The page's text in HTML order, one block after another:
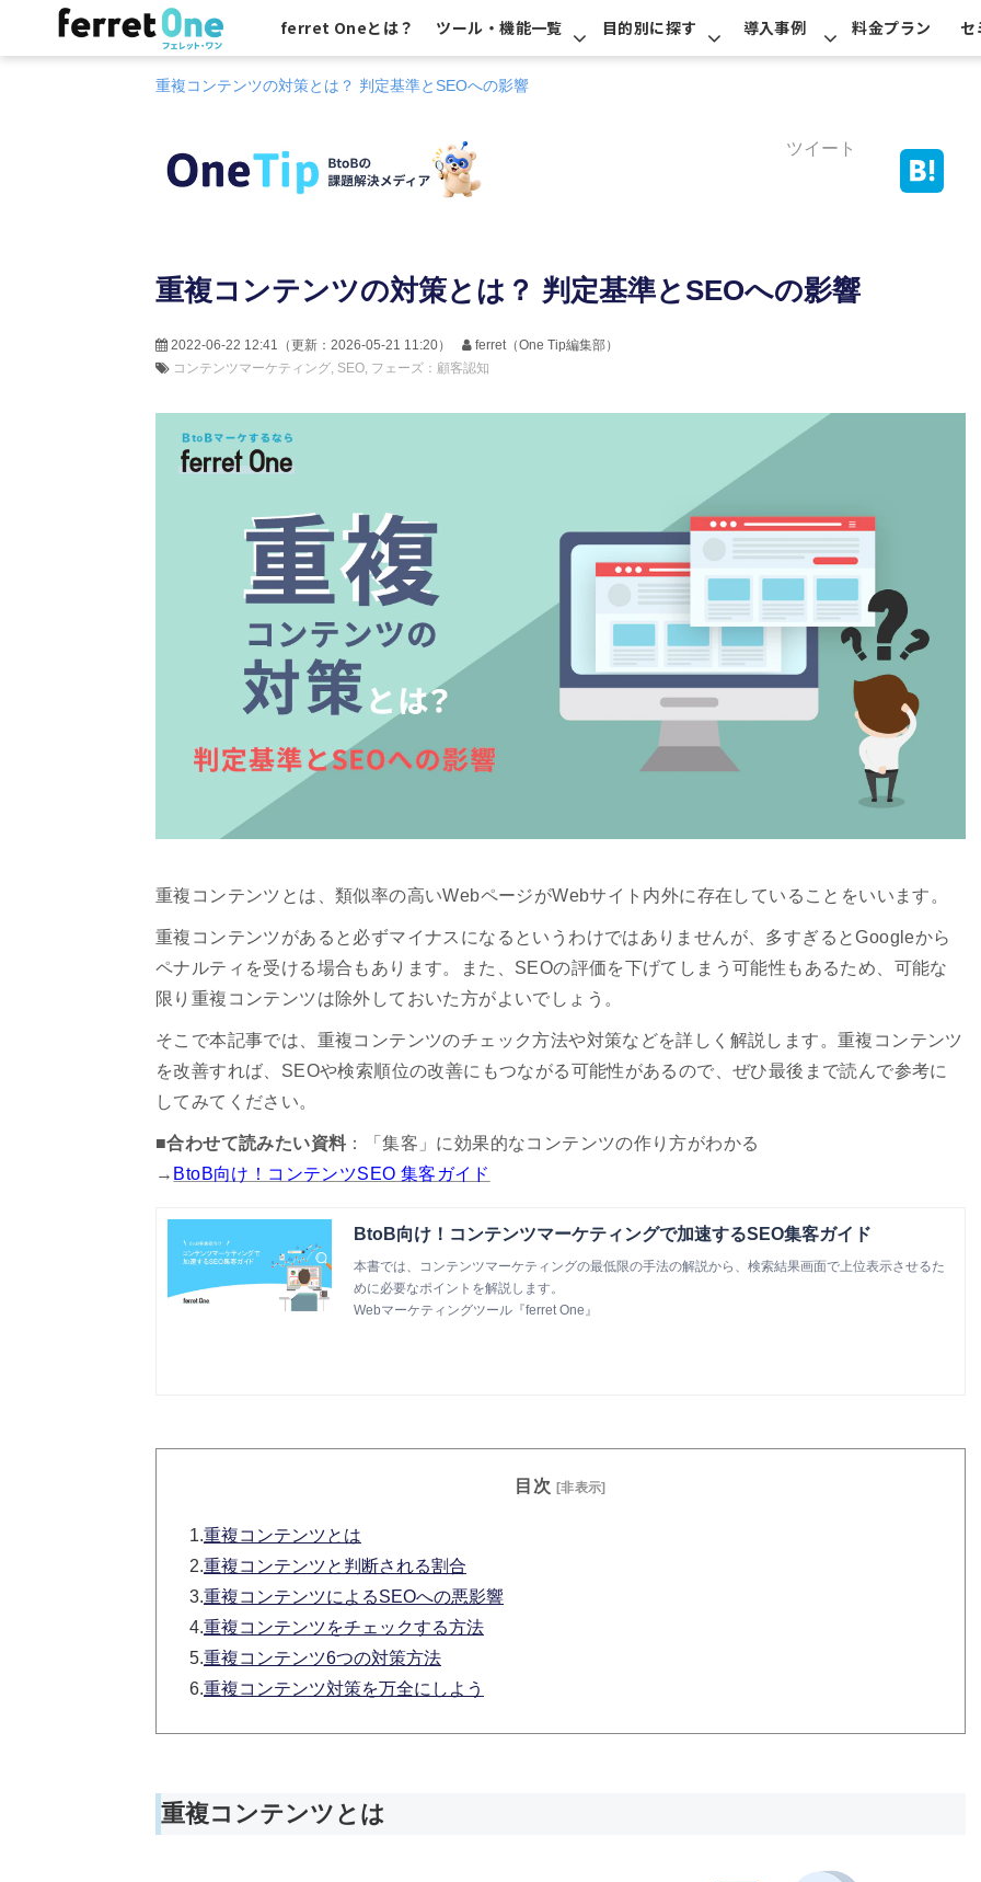
ferret Oneとは？ ツール・機能一覧 目的別に探す 導入事例 料金プラン セ
重複コンテンツの対策とは？ 判定基準とSEOへの影響
ツイート
重複コンテンツの対策とは？ 判定基準とSEOへの影響
2022-06-22 12:41 （更新： 2026-05-21 11:20）
ferret（One Tip編集部）
コンテンツマーケティング SEO フェーズ：顧客認知
重複コンテンツとは、類似率の高いWebページがWebサイト内外に存在していることをいいます。
重複コンテンツがあると必ずマイナスになるというわけではありませんが、多すぎるとGoogleから
ペナルティを受ける場合もあります。また、SEOの評価を下げてしまう可能性もあるため、可能な
限り重複コンテンツは除外しておいた方がよいでしょう。
そこで本記事では、重複コンテンツのチェック方法や対策などを詳しく解説します。重複コンテンツ
を改善すれば、SEOや検索順位の改善にもつながる可能性があるので、ぜひ最後まで読んで参考に
してみてください。
■合わせて読みたい資料：「集客」に効果的なコンテンツの作り方がわかる
→ BtoB向け！コンテンツSEO 集客ガイド
BtoB向け！コンテンツマーケティングで加速するSEO集客ガイド
本書では、コンテンツマーケティングの最低限の手法の解説から、検索結果画面で上位表示させるた
めに必要なポイントを解説します。
Webマーケティングツール『ferret One』
目次 [非表示]
1.重複コンテンツとは
2.重複コンテンツと判断される割合
3.重複コンテンツによるSEOへの悪影響
4.重複コンテンツをチェックする方法
5.重複コンテンツ6つの対策方法
6.重複コンテンツ対策を万全にしよう
重複コンテンツとは